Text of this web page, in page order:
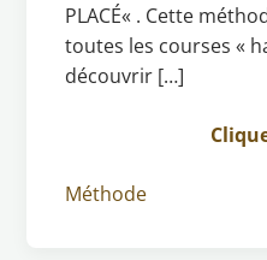
PLACÉ« . Cette
toutes les courses «
découvrir […]
Méthode